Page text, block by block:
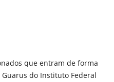
que entram de forma
do Instituto Federal